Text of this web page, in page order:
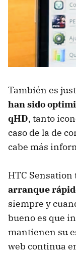
También es
han sido
qHD, tanto
caso de la de
cabe más
HTC Sensation
arranque
siempre y
bueno es que
mantienen su
web continua